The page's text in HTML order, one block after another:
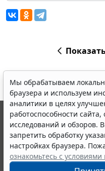
Мы обрабатываем
браузера и используем
аналитики в целях
работоспособности сайта,
исследований и обзоров.
запретить обработку
настройках браузера.
ознакомьтесь с условиями
© ООО "НПП "ГАРАНТ-
выпускается с 1990 года.
являются участниками
информации ГАРАНТ.
Портал ГАРАНТ.РУ